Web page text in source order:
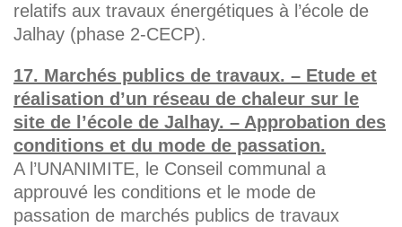
relatifs aux travaux énergétiques à l’école de
Jalhay (phase 2-CECP).
17. Marchés publics de travaux. – Etude et
réalisation d’un réseau de chaleur sur le
site de l’école de Jalhay. – Approbation des
conditions et du mode de passation.
A l’UNANIMITE, le Conseil communal a
approuvé les conditions et le mode de
passation de marchés publics de travaux